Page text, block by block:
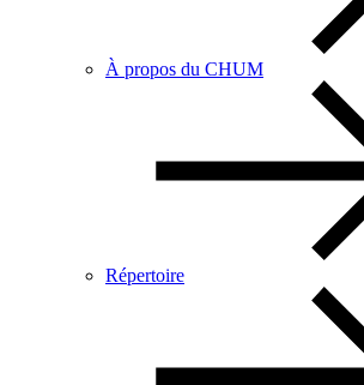
À propos du CHUM
Répertoire